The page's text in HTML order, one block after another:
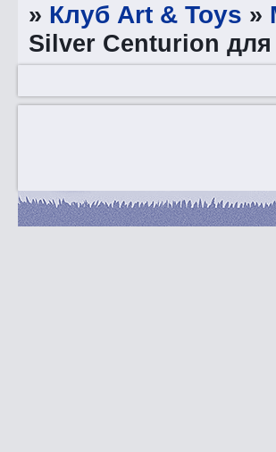
» Клуб Art & Toys »
Silver Centurion для